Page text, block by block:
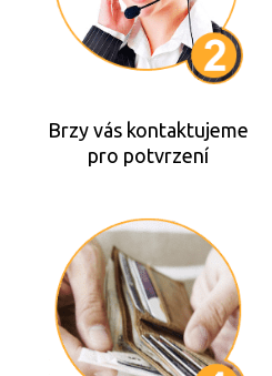
Brzy vás kontaktujeme
pro potvrzení